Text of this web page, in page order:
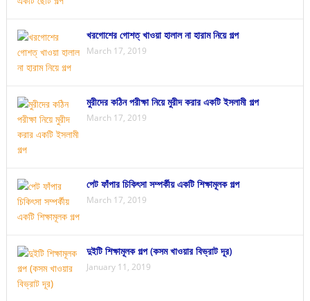
খরগোশের গোশত্ খাওয়া হালাল না হারাম নিয়ে গল্প
March 17, 2019
মুরীদের কঠিন পরীক্ষা নিয়ে মুরীদ করার একটি ইসলামী গল্প
March 17, 2019
পেট ফাঁপার চিকিৎসা সম্পর্কীয় একটি শিক্ষামূলক গল্প
March 17, 2019
দুইটি শিক্ষামূলক গল্প (কসম খাওয়ার বিভ্রাট দূর)
January 11, 2019